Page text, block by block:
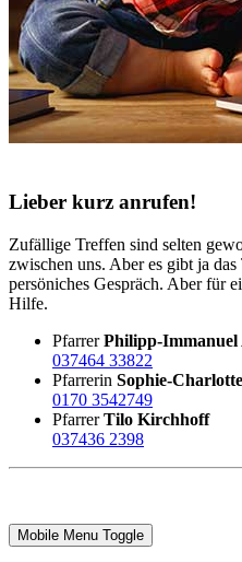
Lieber kurz anrufen!
Zufällige Treffen sind selten
zwischen uns. Aber es gibt ja
persöniches Gespräch. Aber für
Hilfe.
PfarrerPhilipp-
037464 33822
Pfarrerin Sophie-
0170 3542749
PfarrerTilo Kirchhoff
037436 2398
Mobile Menu Toggle